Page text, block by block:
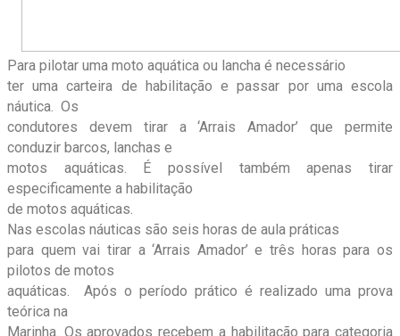
Para pilotar uma moto aquática ou lancha é necessário
ter uma carteira de habilitação e passar por uma escola
náutica. Os
condutores devem tirar a ‘Arrais Amador’ que permite
conduzir barcos, lanchas e
motos aquáticas. É possível também apenas tirar
especificamente a habilitação
de motos aquáticas.
Nas escolas náuticas são seis horas de aula práticas
para quem vai tirar a ‘Arrais Amador’ e três horas para os
pilotos de motos
aquáticas. Após o período prático é realizado uma prova
teórica na
Marinha. Os aprovados recebem a habilitação para categoria